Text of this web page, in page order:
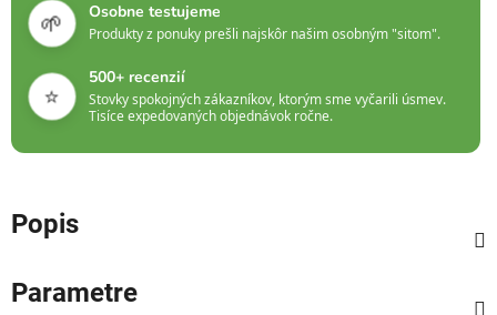
🌱 Osobne testujeme
Produkty z ponuky prešli najskôr našim osobným "sitom".
⭐
500+ recenzií
Stovky spokojných zákazníkov, ktorým sme vyčarili úsmev.
Tisíce expedovaných objednávok ročne.
Popis
Parametre